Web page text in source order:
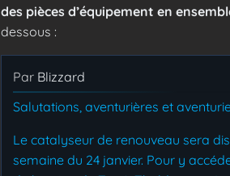
des pièces d’équipement en
dessous :
Par Blizzard
Salutations, aventurières et
Le catalyseur de renouveau sera
semaine du 24 janvier. Pour y